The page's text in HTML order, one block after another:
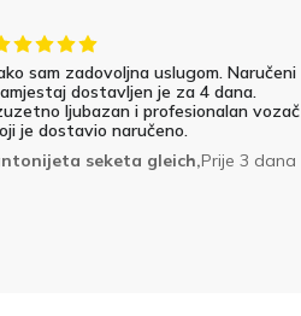
sam zadovoljna uslugom. Naručeni
dostavljen je za 4 dana.
ljubazan i profesionalan vozač
je dostavio naručeno.
seketa gleich,Prije 3 dana